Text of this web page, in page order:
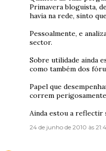
Primavera bloguista,
havia na rede, sinto
Pessoalmente, e
sector.
Sobre utilidade ainda
como também dos
Papel que
correm
Ainda estou a reflectir
24 de junho de 2010 às